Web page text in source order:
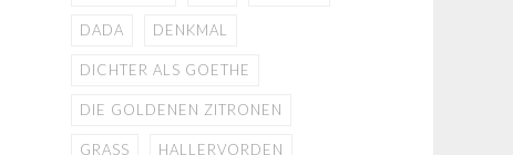
DADA DENKMAL
DICHTER ALS GOETHE
DIE GOLDENEN ZITRONEN
GRASS HALLERVORDEN